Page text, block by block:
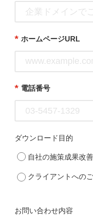
* ホームページURL
* 電話番号
ダウンロード目的
自社の施策成果改
クライアントへの
お問い合わせ内容